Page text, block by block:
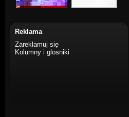
Reklama
Zareklamuj się
Kolumny i glosniki